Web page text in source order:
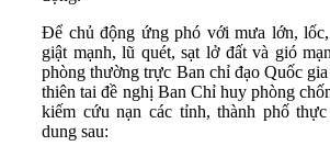
Để chủ động ứng phó với mưa lớn,
giật mạnh, lũ quét, sạt lở đất và gió
phòng thường trực Ban chỉ đạo Quốc
thiên tai đề nghị Ban Chỉ huy phòng
kiếm cứu nạn các tỉnh, thành phố
dung sau: